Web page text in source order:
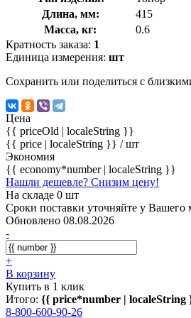
Длина, мм:
415
Масса, кг:
0.6
Кратность заказа: 1
Единица измерения: шт
Сохранить или поделиться с
Цена
{{ priceOld | localeString }}
{{ price | localeString }} / шт
Экономия
{{ economy*number | localeString }}
Нашли дешевле? Снизим цену!
На складе 0 шт
Сроки поставки уточняйте у Вашего
Обновлено 08.08.2026
-
+
В корзину
Купить в 1 клик
Итого: {{ price*number | localeString
8-800-600-90-26